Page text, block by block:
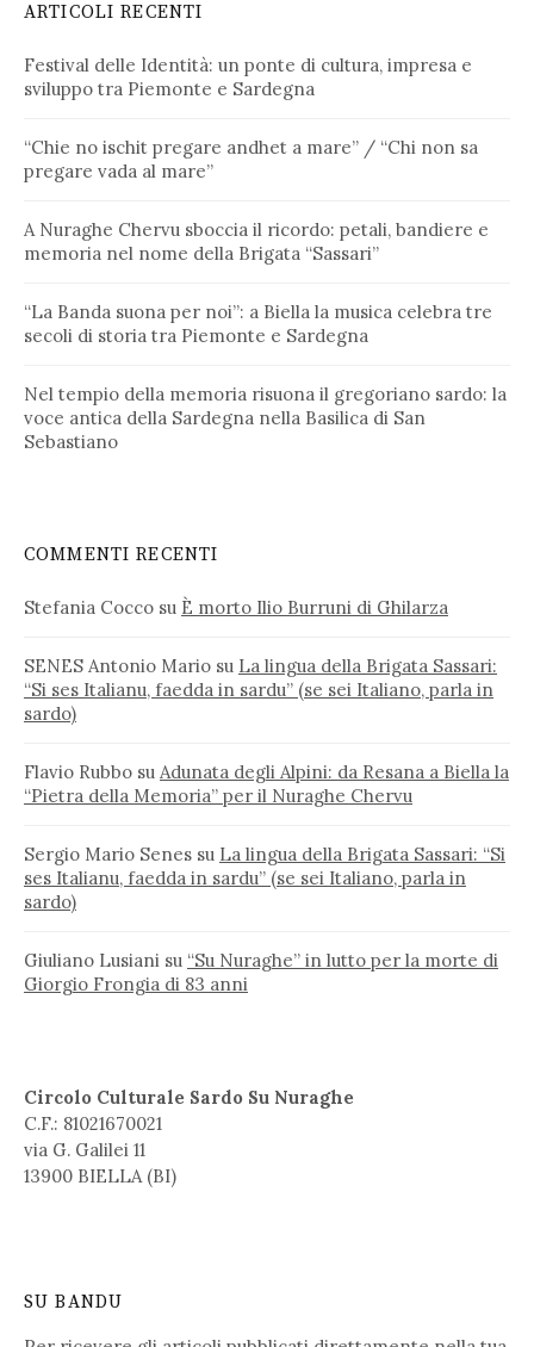
ARTICOLI RECENTI
Festival delle Identità: un ponte di cultura, impresa e
sviluppo tra Piemonte e Sardegna
“Chie no ischit pregare andhet a mare” / “Chi non sa
pregare vada al mare”
A Nuraghe Chervu sboccia il ricordo: petali, bandiere e
memoria nel nome della Brigata “Sassari”
“La Banda suona per noi”: a Biella la musica celebra tre
secoli di storia tra Piemonte e Sardegna
Nel tempio della memoria risuona il gregoriano sardo: la
voce antica della Sardegna nella Basilica di San
Sebastiano
COMMENTI RECENTI
Stefania Cocco su È morto Ilio Burruni di Ghilarza
SENES Antonio Mario su La lingua della Brigata Sassari:
“Si ses Italianu, faedda in sardu” (se sei Italiano, parla in
sardo)
Flavio Rubbo su Adunata degli Alpini: da Resana a Biella la
“Pietra della Memoria” per il Nuraghe Chervu
Sergio Mario Senes su La lingua della Brigata Sassari: “Si
ses Italianu, faedda in sardu” (se sei Italiano, parla in
sardo)
Giuliano Lusiani su “Su Nuraghe” in lutto per la morte di
Giorgio Frongia di 83 anni
Circolo Culturale Sardo Su Nuraghe
C.F.: 81021670021
via G. Galilei 11
13900 BIELLA (BI)
SU BANDU